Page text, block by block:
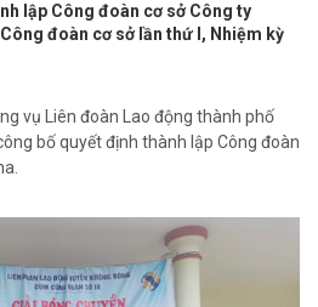
lập Công đoàn cơ sở Công ty
đoàn cơ sở lần thứ I, Nhiệm kỳ
vụ Liên đoàn Lao động thành phố
bố quyết định thành lập Công đoàn